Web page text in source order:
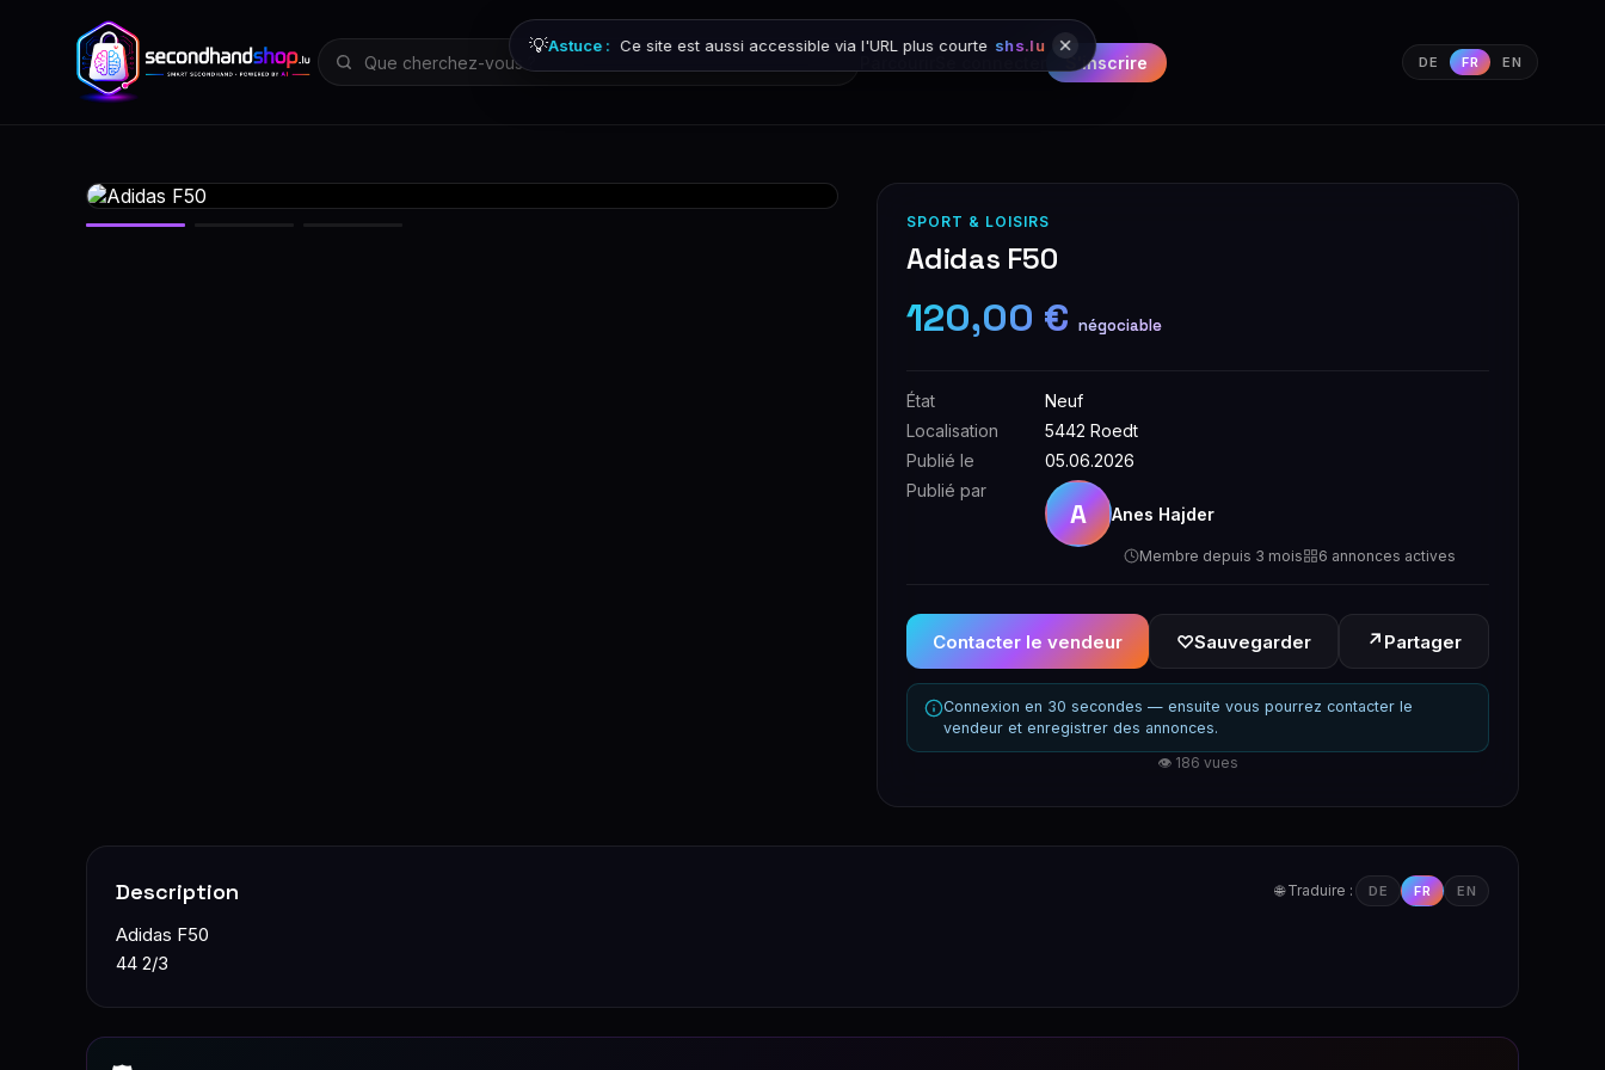
S'inscrire DE FR EN
💡Astuce : Ce site est aussi accessible via l'URL plus courte shs.lu
SPORT & LOISIRS
Adidas F50
120,00 € négociable
État
Neuf
Localisation
5442 Roedt
Publié le
05.06.2026
Publié par
A Anes Hajder
Membre depuis 3 mois 6 annonces actives
Contacter le vendeur ♡Sauvegarder ↗ Partager
Connexion en 30 secondes — ensuite vous pourrez contacter le
vendeur et enregistrer des annonces.
👁 186 vues
Description 🌐 Traduire : DE FR EN
Adidas F50
44 2/3